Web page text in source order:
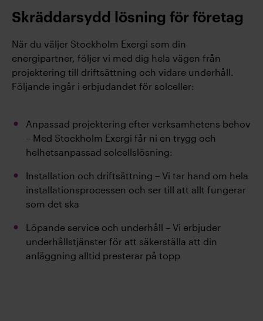
Skräddarsydd lösning för företag
När du väljer Stockholm Exergi som din
energipartner, följer vi med dig hela vägen från
projektering till driftsättning och vidare underhåll.
Följande ingår i erbjudandet för solceller:
Anpassad projektering efter verksamhetens behov
– Med Stockholm Exergi får ni en trygg och
helhetsanpassad solcellslösning:
Installation och driftsättning – Vi tar hand om hela
installationsprocessen och ser till att allt fungerar
som det ska
Löpande service och underhåll – Vi erbjuder
underhållstjänster för att säkerställa att din
anläggning alltid presterar på topp